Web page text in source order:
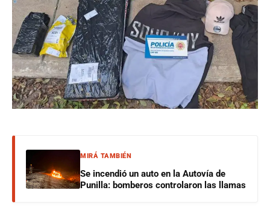
MIRÁ TAMBIÉN
Se incendió un auto en la Autovía de
Punilla: bomberos controlaron las llamas